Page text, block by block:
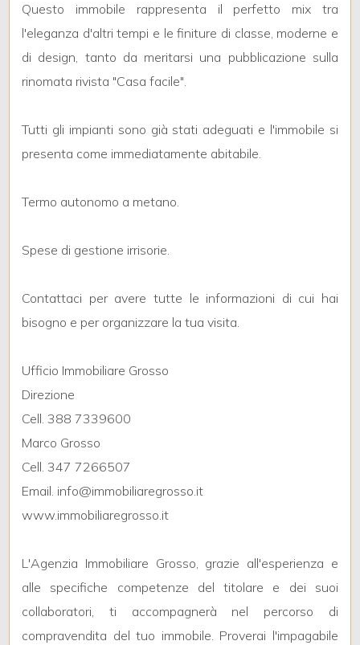
Questo immobile rappresenta il perfetto mix tra
l'eleganza d'altri tempi e le finiture di classe, moderne e
di design, tanto da meritarsi una pubblicazione sulla
rinomata rivista "Casa facile".
Tutti gli impianti sono già stati adeguati e l'immobile si
presenta come immediatamente abitabile.
Termo autonomo a metano.
Spese di gestione irrisorie.
Contattaci per avere tutte le informazioni di cui hai
bisogno e per organizzare la tua visita.
Ufficio Immobiliare Grosso
Direzione
Cell. 388 7339600
Marco Grosso
Cell. 347 7266507
Email. info@immobiliaregrosso.it
www.immobiliaregrosso.it
L'Agenzia Immobiliare Grosso, grazie all'esperienza e
alle specifiche competenze del titolare e dei suoi
collaboratori, ti accompagnerà nel percorso di
compravendita del tuo immobile. Proverai l'impagabile
Bagni
minimi
Qualsiasi
1
Camere
minime
Qualsiasi